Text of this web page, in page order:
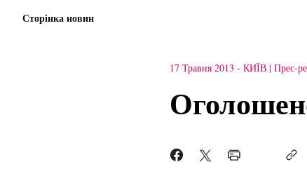
Сторінка новин
17 Травня 2013 - КИЇВ Прес-